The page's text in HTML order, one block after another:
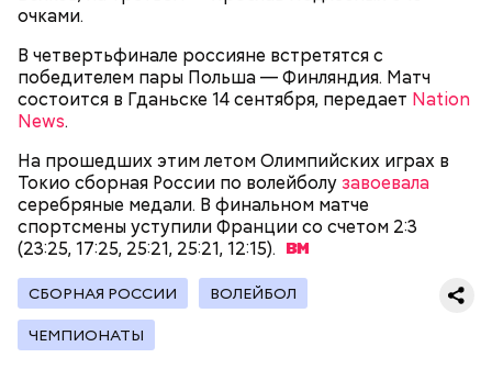
очками.
В четвертьфинале россияне встретятся с
победителем пары Польша — Финляндия. Матч
состоится в Гданьске 14 сентября, передает Nation
News.
На прошедших этим летом Олимпийских играх в
Токио сборная России по волейболузавоевала
серебряные медали. В финальном матче
спортсмены уступили Франции со счетом 2:3
(23:25, 17:25, 25:21, 25:21, 12:15).
СБОРНАЯ РОССИИ ВОЛЕЙБОЛ
ЧЕМПИОНАТЫ
«Зенит» занимает первое место в таблице РПЛ,
имея в своем активе 17 очков. «Ахмат» с девятью
очками располагается на восьмом месте,
сообщают«Невские новости».